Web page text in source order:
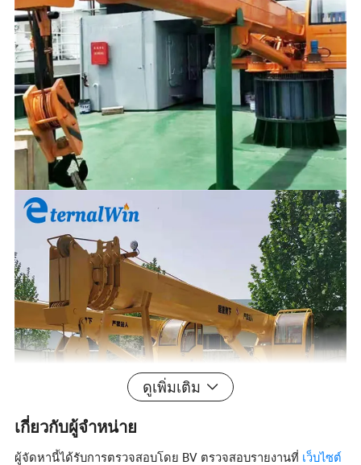
ดูเพิ่มเติม
เกี่ยวกับผู้จำหน่าย
ผู้จัดหานี้ได้รับการตรวจสอบโดย BV ตรวจสอบรายงานที่ เว็บไซต์